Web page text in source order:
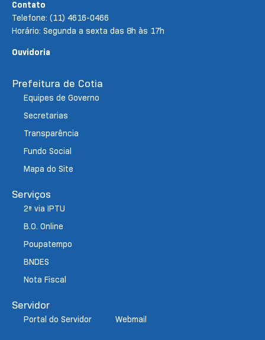
Contato
Telefone: (11) 4616-0466
Horário: Segunda a sexta das 8h às 17h
Ouvidoria
Prefeitura de Cotia
Equipes de Governo
Secretarias
Transparência
Fundo Social
Mapa do Site
Serviços
2ª via IPTU
B.O. Online
Poupatempo
BNDES
Nota Fiscal
Servidor
Portal do Servidor Webmail